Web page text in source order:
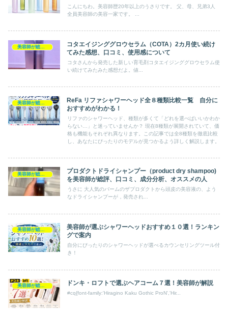
こんにちわ。美容師歴20年以上のうさりです。 父、母、兄弟3人
全員美容師の美容一家です。 ...
コタエイジンググロウセラム（COTA）2カ月使い続け
てみた感想、口コミ、使用感について
コタさんから発売した新しい育毛剤コタエイジンググロウセラム使
い続けてみたみた感想だよ。値...
ReFa リファシャワーヘッド全８種類比較一覧 自分に
おすすめがわかる！
リファのシャワーヘッド、種類が多くて「どれを選べばいいかわか
らない…」と迷っていませんか？ 現在8種類が展開されていて、価
格も機能もそれぞれ異なります。この記事では全8種類を徹底比較
し、あなたにぴったりのモデルが見つかるよう詳しく解説します。
プロダクトドライシャンプー（product dry shampoo)
を美容師が総評、口コミ、成分分析、オススメの人
うさに 大人気のバームのザプロダクトから頭皮の美容液の、よう
なドライシャンプーが，発売され...
美容師が総評ヘアケア製品
美容師が選ぶシャワーヘッドおすすめ１０選！ランキン
グで案内
自分にぴったりのシャワーヘッドが選べるカウンセリングツール付
き！
美容師が総評ヘアケア製品 ドンキ・ロフトで選ぶヘアコーム７選！美容師が解説
#cq{font-family:'Hiragino Kaku Gothic ProN','Hir...